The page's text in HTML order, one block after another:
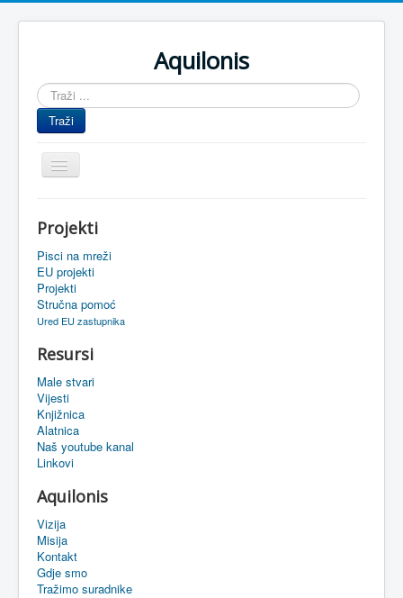
Aquilonis
Traži
...
Traži
Prikaz/Sakrivanje
navigacije
Upravljanje znanjem
Obrazovanje
Upravljanje projektima
Oaza
Sistemski alati
eMapa
Projekti
Pisci na mreži
EU projekti
Projekti
Stručna pomoć
Ured EU zastupnika
Resursi
Male stvari
Vijesti
Knjižnica
Alatnica
Naš youtube kanal
Linkovi
Aquilonis
Vizija
Misija
Kontakt
Gdje smo
Tražimo suradnike